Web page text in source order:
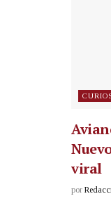
viral
por